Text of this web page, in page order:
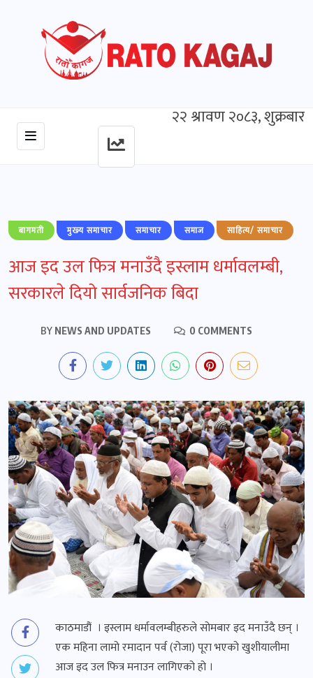
२२ श्रावण २०८३, शुक्रबार
बागमती मुख्‍य समाचार समाचार समाज साहित्य/ समाचार
आज इद उल फित्र मनाउँदै इस्लाम धर्मावलम्बी,
सरकारले दियो सार्वजनिक बिदा
BYNEWS AND UPDATES 0 COMMENTS
काठमाडौं । इस्लाम धर्मावलम्बीहरुले सोमबार इद मनाउँदै छन् ।
एक महिना लामो रमादान पर्व (रोजा) पूरा भएको खुशीयालीमा
आज इद उल फित्र मनाउन लागिएको हो ।